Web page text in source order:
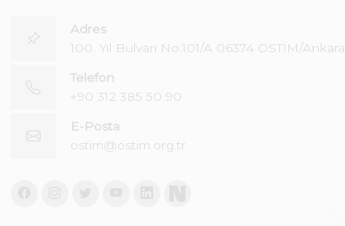
Adres
100. Yıl Bulvarı No:101/A 06374 OSTİM/Ankara
Telefon
+90 312 385 50 90
E-Posta
ostim@ostim.org.tr